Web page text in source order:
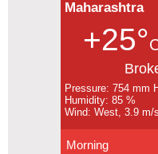
Maharashtra
+25°
Pressure: 754 mm
Humidity: 85 %
Wind: West, 3.9 m/s
Morning